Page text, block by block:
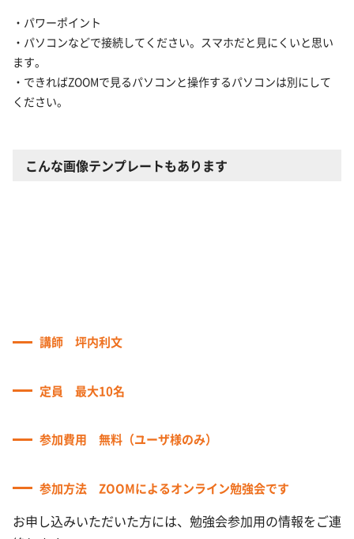
・パワーポイント
・パソコンなどで接続してください。スマホだと見にくいと思い
ます。
・できればZOOMで見るパソコンと操作するパソコンは別にして
ください。
こんな画像テンプレートもあります
講師 坪内利文
定員 最大10名
参加費用 無料（ユーザ様のみ）
参加方法 ZOOMによるオンライン勉強会です
お申し込みいただいた方には、勉強会参加用の情報をご連